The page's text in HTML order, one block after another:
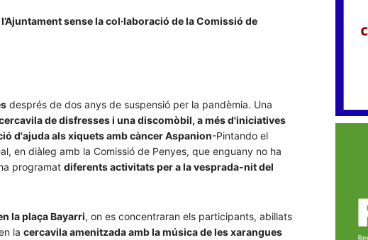
sense la col·laboració de la Comissió de
després de dos anys de suspensió per la pandèmia. Una
de disfresses i una discomòbil, a més d'iniciatives
d'ajuda als xiquets amb càncer Aspanion-Pintando el
en diàleg amb la Comissió de Penyes, que enguany no ha
programat diferents activitats per a la vesprada-nit del
la plaça Bayarri, on es concentraran els participants, abillats
la cercavila amenitzada amb la música de les xarangues